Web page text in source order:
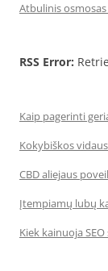
Atbulinis
RSS Error:
Kaip pagerinti
Kokybiškos
CBD aliejaus
Įtempiamų lubų
Kiek kainuoja